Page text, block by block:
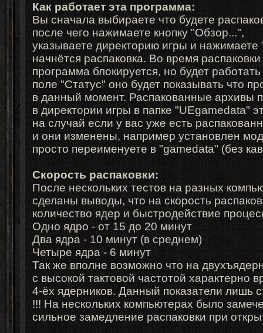
Как работает эта программа:
Вы сначала выбираете что будете
после чего нажимаете кнопку "Обзор...",
указываете директорию игры и нажимаете
начнётся распаковка. Во время распаковки
программа блокируется, но будет работать
поле "Статус" оно будет показывать что
в данный момент. Распакованные архивы
в директории игры в папке "UEgamedata"
на случай если у вас уже есть
и они изменены, например установлен
просто переименуете в "gamedata" (без
Скорость распаковки:
После нескольких тестов на разных
сделаны выводы, что на скорость
количество ядер и быстродействие
Одно ядро - от 15 до 20 минут
Два ядра - 10 минут (в среднем)
Четыре ядра - 6 минут
Так же вполне возможно что на
с высокой тактовой частотой характерно
4-ёх ядерников. Данный показатели лишь
!!! На нескольких компьютерах было
сильное замедление распаковки при